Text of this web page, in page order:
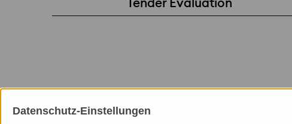
Memberships
Datenschutz-Einstellungen